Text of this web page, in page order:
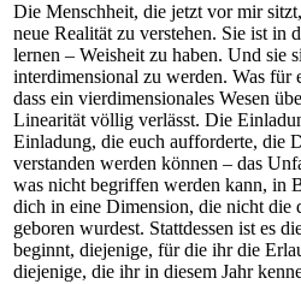
Die Menschheit, die jetzt vor mir
neue Realität zu verstehen. Sie ist in
lernen – Weisheit zu haben. Und sie
interdimensional zu werden. Was für
dass ein vierdimensionales Wesen
Linearität völlig verlässt. Die
Einladung, die euch aufforderte, die
verstanden werden können – das
was nicht begriffen werden kann, in
dich in eine Dimension, die nicht die
geboren wurdest. Stattdessen ist es
beginnt, diejenige, für die ihr die
diejenige, die ihr in diesem Jahr